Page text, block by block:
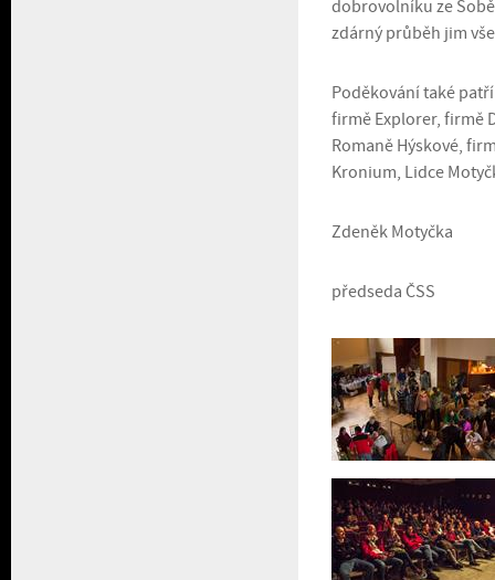
dobrovolníku ze
zdárný průběh jim
Poděkování také
firmě Explorer, firmě
Romaně Hýskové,
Kronium, Lidce
Zdeněk Motyčka
předseda ČSS